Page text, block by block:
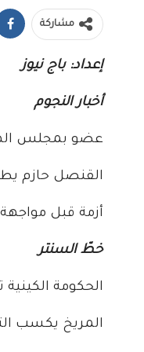
مشاركة
إعداد: باج نيوز
أخبار النجوم
عضو بمجلس
القنصل حازم
أزمة قبل
خطّ السنتر
الحكومة
المريخ يكسب